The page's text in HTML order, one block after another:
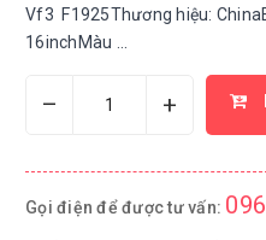
Vf3 F1925Thương hiệu:
16inchMàu ...
– +
Gọi điện để được tư vấn: